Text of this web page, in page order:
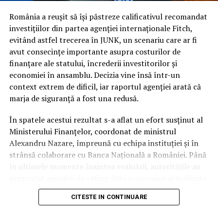
categoria de risc major (junk).
În ciuda acestor vulnerabilități și a presiunii uriașe pe
finanțele publice, autoritățile române au reușit să evite
scenariul negativ. Întrebarea esențială este cum a fost
posibil acest lucru, în condițiile în care datele
economice brute erau deja cunoscute de piețe.
Răspunsul nu a stat în prezentarea unor indicatori noi,
ci în garanțiile de conduită fiscală. În timp ce
autoritatea altor actori politici s-a erodat considerabil
pe parcursul mandatului, Nicușor Dan a rămas
interlocutorul strategic în care partenerii externi au
avut încredere totală.
Presedinția ca garant al
disciplinei bugetare
România a reușit să își păstreze calificativul recomandat
investițiilor din partea agenției internaționale Fitch,
evitând astfel trecerea în JUNK, un scenariu care ar fi
avut consecințe importante asupra costurilor de
finanțare ale statului, încrederii investitorilor și
economiei în ansamblu. Decizia vine însă într-un
context extrem de dificil, iar raportul agenției arată că
marja de siguranță a fost una redusă.
În spatele acestui rezultat s-a aflat un efort susținut al
Ministerului Finanțelor, coordonat de ministrul
Alexandru Nazare, împreună cu echipa instituției și în
strânsă colaborare cu Banca Națională a României. Până
în ultimele momente înaintea evaluării, autoritățile au
și argumente tehnice privind evoluția finanțelor publice
și măsurile adoptate pentru consolidarea fiscală.
CITESTE IN CONTINUARE